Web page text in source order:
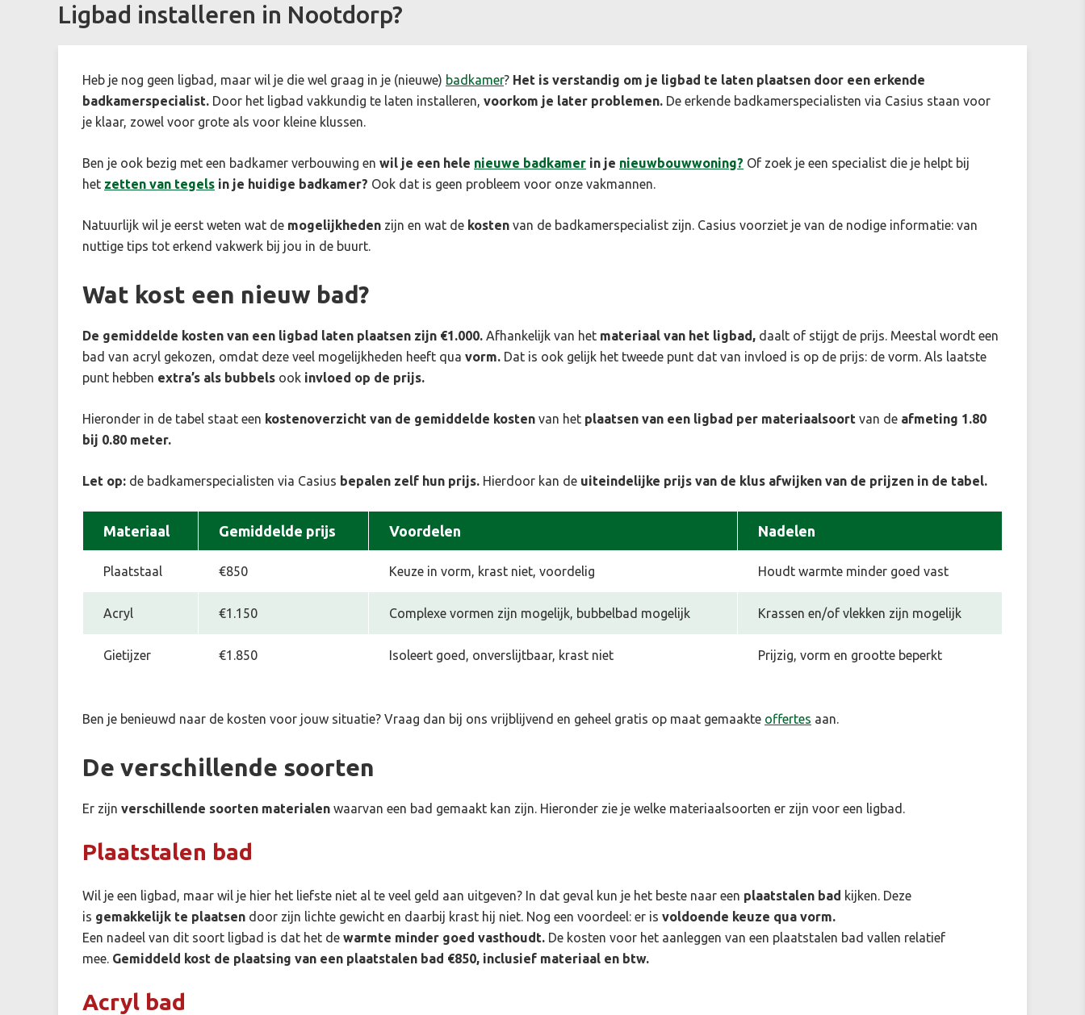
Ligbad installeren in Nootdorp?
Heb je nog geen ligbad, maar wil je die wel graag in je (nieuwe) badkamer? Het is verstandig om je ligbad te laten plaatsen door een erkende
badkamerspecialist. Door het ligbad vakkundig te laten installeren, voorkom je later problemen. De erkende badkamerspecialisten via Casius staan voor
je klaar, zowel voor grote als voor kleine klussen.
Ben je ook bezig met een badkamer verbouwing en wil je een hele nieuwe badkamer in je nieuwbouwwoning? Of zoek je een specialist die je helpt bij
het zetten van tegels in je huidige badkamer? Ook dat is geen probleem voor onze vakmannen.
Natuurlijk wil je eerst weten wat de mogelijkheden zijn en wat de kosten van de badkamerspecialist zijn. Casius voorziet je van de nodige informatie: van
nuttige tips tot erkend vakwerk bij jou in de buurt.
Wat kost een nieuw bad?
De gemiddelde kosten van een ligbad laten plaatsen zijn €1.000. Afhankelijk van het materiaal van het ligbad, daalt of stijgt de prijs. Meestal wordt een
bad van acryl gekozen, omdat deze veel mogelijkheden heeft qua vorm. Dat is ook gelijk het tweede punt dat van invloed is op de prijs: de vorm. Als laatste
punt hebben extra’s als bubbels ook invloed op de prijs.
Hieronder in de tabel staat een kostenoverzicht van de gemiddelde kosten van het plaatsen van een ligbad per materiaalsoort van de afmeting 1.80
bij 0.80 meter.
Let op: de badkamerspecialisten via Casius bepalen zelf hun prijs. Hierdoor kan de uiteindelijke prijs van de klus afwijken van de prijzen in de tabel.
Materiaal Gemiddelde prijs Voordelen Nadelen
Plaatstaal €850 Keuze in vorm, krast niet, voordelig Houdt warmte minder goed vast
Acryl €1.150 Complexe vormen zijn mogelijk, bubbelbad mogelijk Krassen en/of vlekken zijn mogelijk
Gietijzer €1.850 Isoleert goed, onverslijtbaar, krast niet Prijzig, vorm en grootte beperkt
Ben je benieuwd naar de kosten voor jouw situatie? Vraag dan bij ons vrijblijvend en geheel gratis op maat gemaakte offertes aan.
De verschillende soorten
Er zijn verschillende soorten materialen waarvan een bad gemaakt kan zijn. Hieronder zie je welke materiaalsoorten er zijn voor een ligbad.
Plaatstalen bad
Wil je een ligbad, maar wil je hier het liefste niet al te veel geld aan uitgeven? In dat geval kun je het beste naar een plaatstalen bad kijken. Deze
is gemakkelijk te plaatsen door zijn lichte gewicht en daarbij krast hij niet. Nog een voordeel: er is voldoende keuze qua vorm.
Een nadeel van dit soort ligbad is dat het de warmte minder goed vasthoudt. De kosten voor het aanleggen van een plaatstalen bad vallen relatief
mee. Gemiddeld kost de plaatsing van een plaatstalen bad €850, inclusief materiaal en btw.
Acryl bad